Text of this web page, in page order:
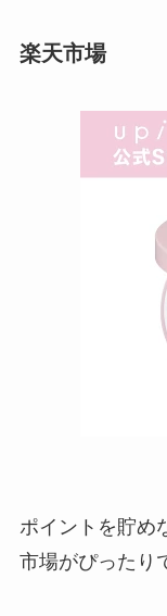
楽天市場
ポイントを貯め
市場がぴったり